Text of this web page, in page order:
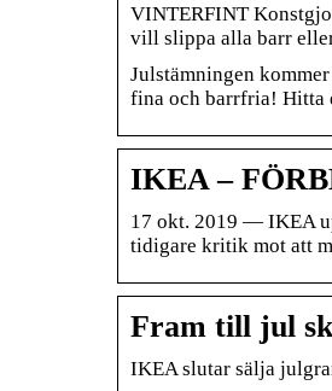
VINTERFINT
vill slippa alla barr
Julstämningen
fina och barrfria! Hitta
IKEA –
17 okt. 2019 — IKEA
tidigare kritik mot att
Fram till jul
IKEA slutar sälja